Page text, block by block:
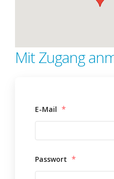
Mit Zugang
E-Mail *
Passwort *